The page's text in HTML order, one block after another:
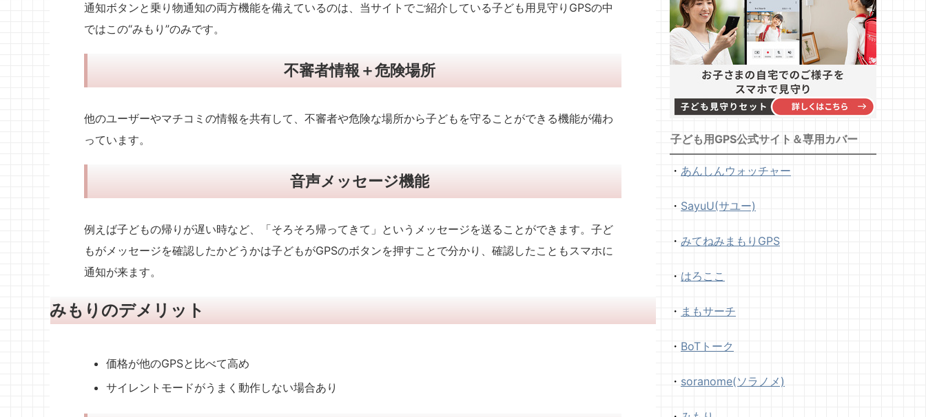
通知ボタンと乗り物通知の両方機能を備えているのは、当サイトでご紹介している子ども用見守りGPSの中
ではこの“みもり”のみです。
不審者情報＋危険場所
他のユーザーやマチコミの情報を共有して、不審者や危険な場所から子どもを守ることができる機能が備わ
っています。
音声メッセージ機能
例えば子どもの帰りが遅い時など、「そろそろ帰ってきて」というメッセージを送ることができます。子ど
もがメッセージを確認したかどうかは子どもがGPSのボタンを押すことで分かり、確認したこともスマホに
通知が来ます。
みもりのデメリット
価格が他のGPSと比べて高め
サイレントモードがうまく動作しない場合あり
子ども用GPS公式サイト＆専用カバー
・ あんしんウォッチャー
・ SayuU(サユー)
・ みてねみまもりGPS
・ はろここ
・ まもサーチ
・ BoTトーク
・ soranome(ソラノメ)